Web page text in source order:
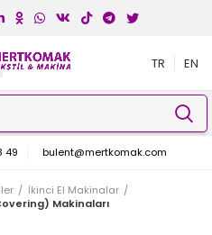
TR EN
49 bulent@mertkomak.com
İkinci El Makinalar
Makinaları